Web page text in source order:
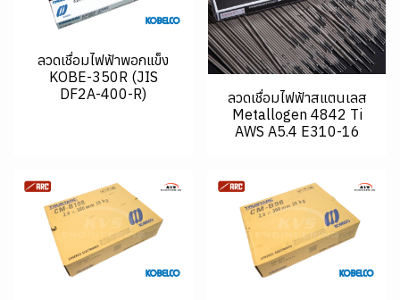
ลวดเชื่อมไฟฟ้าพอกแข็ง
KOBE-350R (JIS
DF2A-400-R)
ลวดเชื่อมไฟฟ้าสแตนเลส
Metallogen 4842 Ti
AWS A5.4 E310-16